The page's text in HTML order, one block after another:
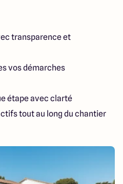
transparence et
vos démarches
étape avec clarté
tout au long du chantier